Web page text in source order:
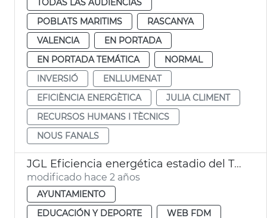
POBLATS MARITIMS
RASCANYA
VALENCIA
EN PORTADA
EN PORTADA TEMÁTICA
NORMAL
INVERSIÓ
ENLLUMENAT
EFICIÈNCIA ENERGÈTICA
JULIA CLIMENT
RECURSOS HUMANS I TÈCNICS
NOUS FANALS
JGL Eficiencia energética estadio del Turia
modificado hace 2 años
AYUNTAMIENTO
EDUCACIÓN Y DEPORTE
WEB FDM